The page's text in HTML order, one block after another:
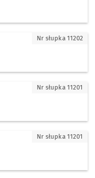
Nr słupka 11202
BorekNr słupka 11201
BorekNr słupka 11201